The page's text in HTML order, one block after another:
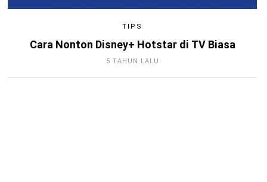
TIPS
Cara Nonton Disney+ Hotstar di TV Biasa
5 TAHUN LALU